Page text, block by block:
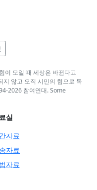
이 모일 때 세상은 바뀐다고
지 않고 오직 시민의 힘으로 독
2026 참여연대. Some
실
자료
자료
자료